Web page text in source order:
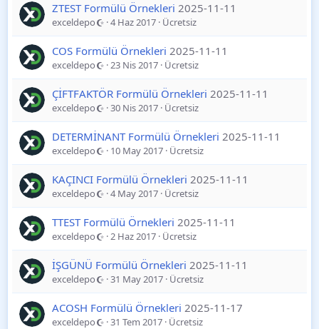
ZTEST Formülü Örnekleri 2025-11-11
exceldepo 4 Haz 2017 Ücretsiz
COS Formülü Örnekleri 2025-11-11
exceldepo 23 Nis 2017 Ücretsiz
ÇİFTFAKTÖR Formülü Örnekleri 2025-11-11
exceldepo 30 Nis 2017 Ücretsiz
DETERMİNANT Formülü Örnekleri 2025-11-11
exceldepo 10 May 2017 Ücretsiz
KAÇINCI Formülü Örnekleri 2025-11-11
exceldepo 4 May 2017 Ücretsiz
TTEST Formülü Örnekleri 2025-11-11
exceldepo 2 Haz 2017 Ücretsiz
İŞGÜNÜ Formülü Örnekleri 2025-11-11
exceldepo 31 May 2017 Ücretsiz
ACOSH Formülü Örnekleri 2025-11-17
exceldepo 31 Tem 2017 Ücretsiz